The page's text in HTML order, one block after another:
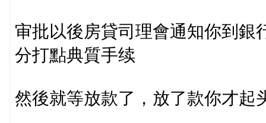
审批以後房貸司理會通知你到銀
分打點典質手续
然後就等放款了，放了款你才起